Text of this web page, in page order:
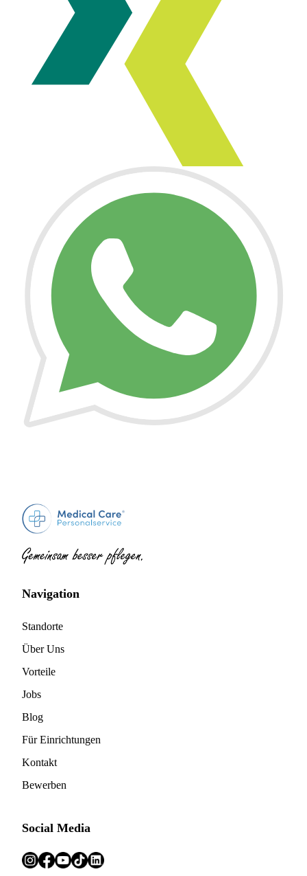
Navigation
Standorte
Über Uns
Vorteile
Jobs
Blog
Für Einrichtungen
Kontakt
Bewerben
Social Media